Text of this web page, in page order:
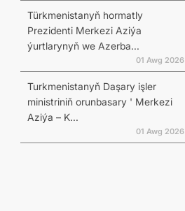
Türkmenistanyň hormatly
Prezidenti Merkezi Aziýa
ýurtlarynyň we Azerba...
01 Awg 2026
Turkmenistanyň Daşary işler
ministriniň orunbasary ' Merkezi
Aziýa – K...
01 Awg 2026